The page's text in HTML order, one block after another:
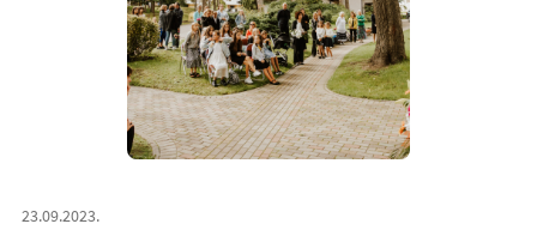
23.09.2023.